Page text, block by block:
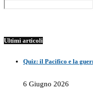
Ultimi articoli
Quiz: il Pacifico e la
6 Giugno 2026